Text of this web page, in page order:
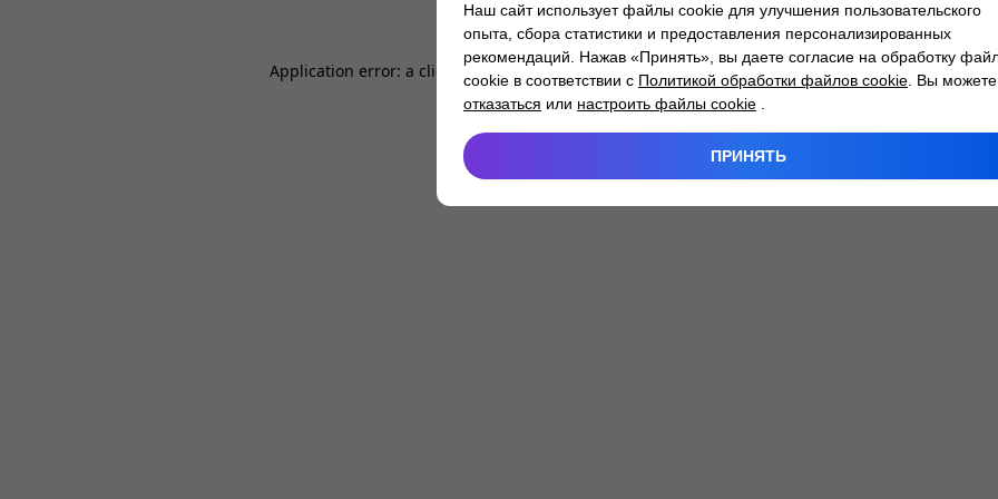
Application error: a client -side exception has occurred while loading atlantm.by (see the
Наш сайт использует файлы cookie для улучшения пользовательского
опыта, сбора статистики и предоставления персонализированных
рекомендаций. Нажав «Принять», вы даете согласие на обработку
cookie в соответствии с Политикой обработки файлов cookie . Вы можете
отказаться или настроить файлы cookie
ПРИНЯТЬ